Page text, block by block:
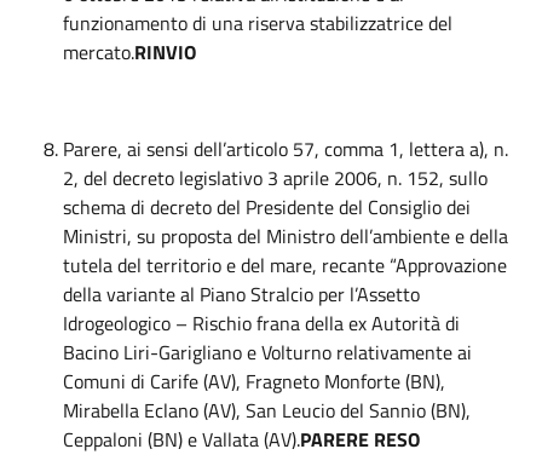
funzionamento di una riserva stabilizzatrice del
mercato.RINVIO
Parere, ai sensi dell’articolo 57, comma 1, lettera a), n.
2, del decreto legislativo 3 aprile 2006, n. 152, sullo
schema di decreto del Presidente del Consiglio dei
Ministri, su proposta del Ministro dell’ambiente e della
tutela del territorio e del mare, recante “Approvazione
della variante al Piano Stralcio per l’Assetto
Idrogeologico – Rischio frana della ex Autorità di
Bacino Liri-Garigliano e Volturno relativamente ai
Comuni di Carife (AV), Fragneto Monforte (BN),
Mirabella Eclano (AV), San Leucio del Sannio (BN),
Ceppaloni (BN) e Vallata (AV).PARERE RESO